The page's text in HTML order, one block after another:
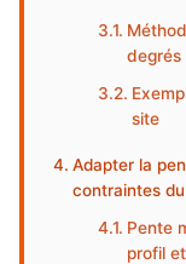
degrés
site
Adapter la
contraintes
Pente
profil